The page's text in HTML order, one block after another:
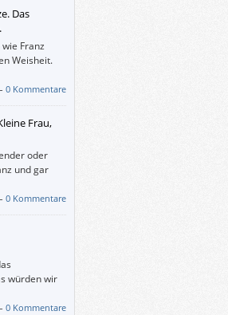
Das
Franz
Weisheit.
0 Kommentare
Frau,
oder
und gar
die
behandelt
0 Kommentare
würden wir
wenn
0 Kommentare